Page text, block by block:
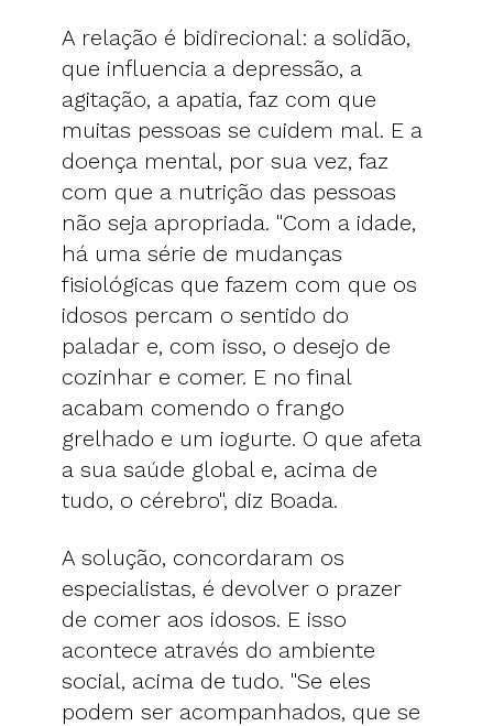
A relação é bidirecional: a solidão,
que influencia a depressão, a
agitação, a apatia, faz com que
muitas pessoas se cuidem mal. E a
doença mental, por sua vez, faz
com que a nutrição das pessoas
não seja apropriada. "Com a idade,
há uma série de mudanças
fisiológicas que fazem com que os
idosos percam o sentido do
paladar e, com isso, o desejo de
cozinhar e comer. E no final
acabam comendo o frango
grelhado e um iogurte. O que afeta
a sua saúde global e, acima de
tudo, o cérebro", diz Boada.
A solução, concordaram os
especialistas, é devolver o prazer
de comer aos idosos. E isso
acontece através do ambiente
social, acima de tudo. "Se eles
podem ser acompanhados, que se